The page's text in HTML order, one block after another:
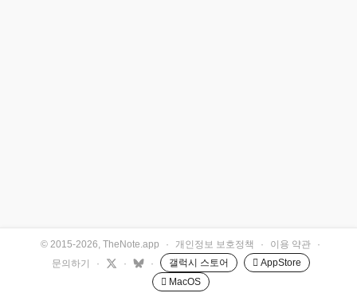
© 2015-2026, TheNote.app · 개인정보 보호정책 · 이용 약관
·
문의하기
· · · 갤럭시 스토어
 AppStore
 MacOS